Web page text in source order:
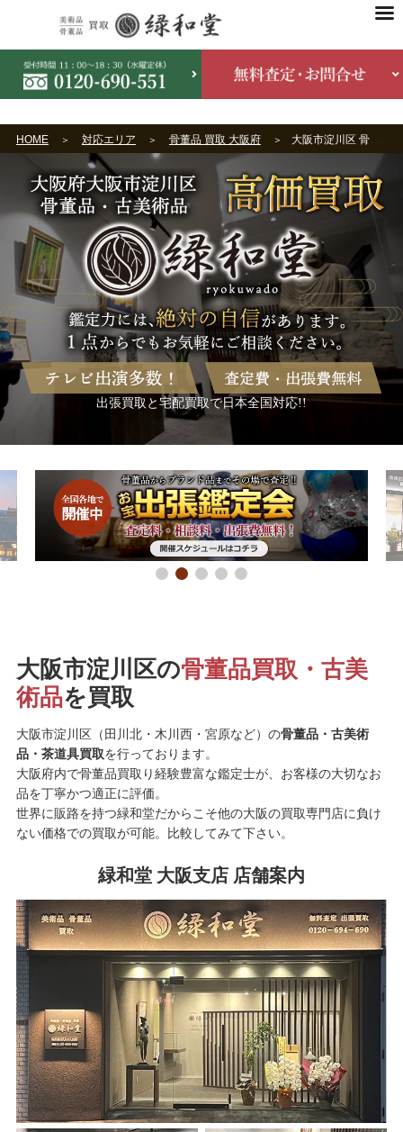
HOME 対応エリア 骨董品 買取 大阪府 大阪市淀川区 骨董品買取
出張買取と宅配買取で日本全国対応!!
大阪市淀川区の骨董品買取・古美
術品を買取
大阪市淀川区（田川北・木川西・宮原など）の骨董品・古美術
品・茶道具買取を行っております。
大阪府内で骨董品買取り経験豊富な鑑定士が、お客様の大切なお
品を丁寧かつ適正に評価。
世界に販路を持つ緑和堂だからこそ他の大阪の買取専門店に負け
ない価格での買取が可能。比較してみて下さい。
緑和堂 大阪支店 店舗案内